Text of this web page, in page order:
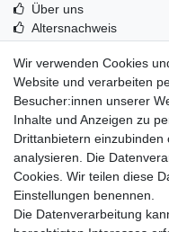
Über uns
Altersnachweis
Echtheit von
Messer Info Forum
Messer schärfen
Messerhersteller
Stahltabelle
Stahlarten
Rockwell Härte
Messerarten
Wir verwenden Cookies
Website und verarbeiten
Besucher:innen unserer
Inhalte und Anzeigen zu
Drittanbietern
analysieren. Die
Cookies. Wir teilen diese
Einstellungen benennen.
Die Datenverarbeitung